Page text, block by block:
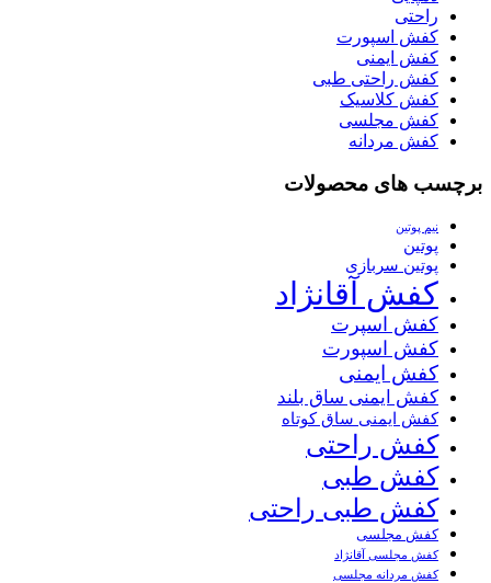
راحتی
کفش اسپورت
کفش ایمنی
کفش راحتی طبی
کفش کلاسیک
کفش مجلسی
کفش مردانه
برچسب های محصولات
نیم پوتین
پوتین
پوتین سربازی
کفش آقانژاد
کفش اسپرت
کفش اسپورت
کفش ایمنی
کفش ایمنی ساق بلند
کفش ایمنی ساق کوتاه
کفش راحتی
کفش طبی
کفش طبی راحتی
کفش مجلسی
کفش مجلسی آقانژاد
کفش مردانه مجلسی